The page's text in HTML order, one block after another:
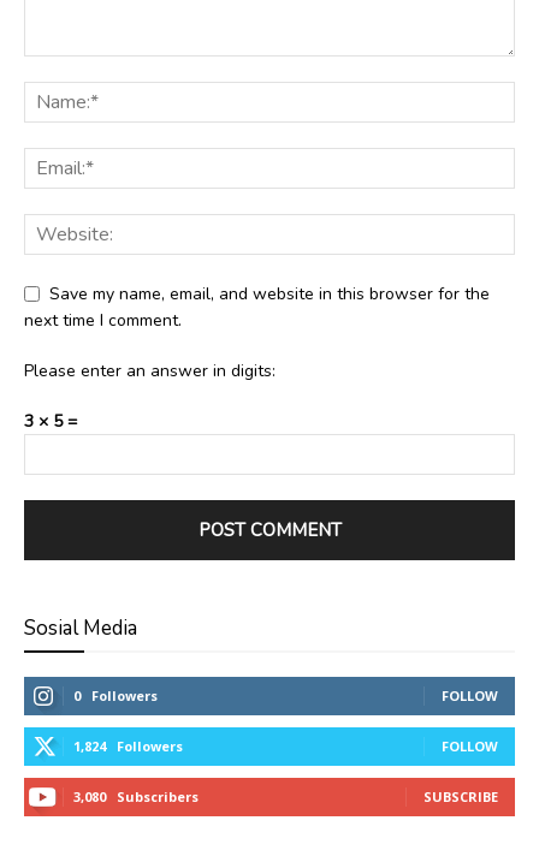
Save my name, email, and website in this browser for the
next time I comment.
Please enter an answer in digits:
3 × 5 =
Sosial Media
0 Followers FOLLOW
1,824 Followers FOLLOW
3,080 Subscribers SUBSCRIBE